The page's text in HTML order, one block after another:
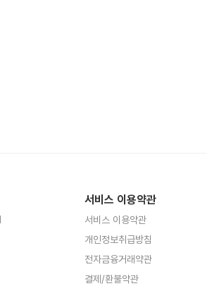
서비스 이용약관
서비스 이용약관
개인정보취급방침
전자금융거래약관
결제/환불약관